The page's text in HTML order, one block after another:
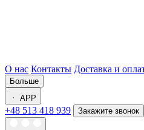
О нас Контакты Доставка и
Больше
APP
+48 513 418 939 Закажите звонок